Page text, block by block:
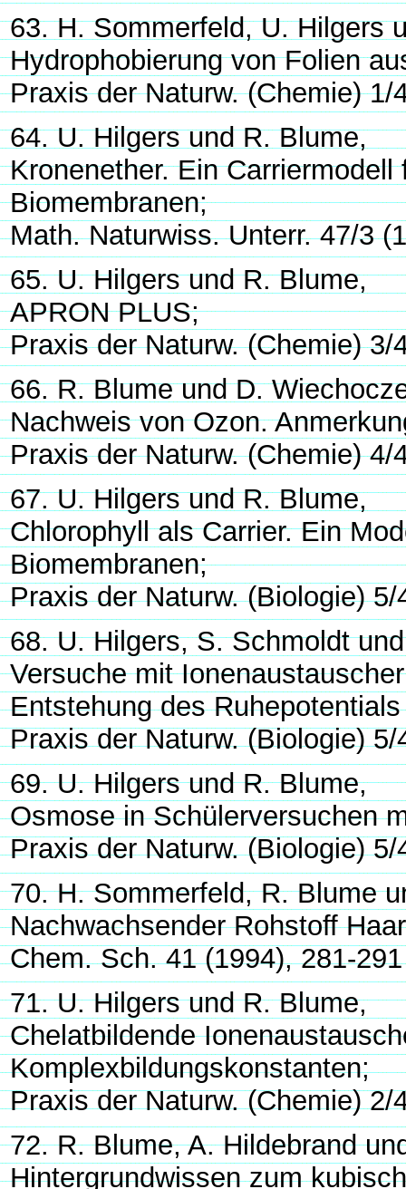
63. H. Sommerfeld, U. Hilgers
Hydrophobierung von Folien
Praxis der Naturw. (Chemie) 1/
64. U. Hilgers und R. Blume,
Kronenether. Ein
Biomembranen;
Math. Naturwiss. Unterr. 47/3
65. U. Hilgers und R. Blume,
APRON PLUS;
Praxis der Naturw. (Chemie) 3/
66. R. Blume und D.
Nachweis von Ozon.
Praxis der Naturw. (Chemie) 4/
67. U. Hilgers und R. Blume,
Chlorophyll als Carrier. Ein
Biomembranen;
Praxis der Naturw. (Biologie)
68. U. Hilgers, S. Schmoldt
Versuche mit
Entstehung des
Praxis der Naturw. (Biologie)
69. U. Hilgers und R. Blume,
Osmose in Schülerversuchen
Praxis der Naturw. (Biologie)
70. H. Sommerfeld, R. Blume
Nachwachsender Rohstoff
Chem. Sch. 41 (1994), 281-
71. U. Hilgers und R. Blume,
Chelatbildende
Komplexbildungskonstanten;
Praxis der Naturw. (Chemie) 2/
72. R. Blume, A. Hildebrand
Hintergrundwissen zum